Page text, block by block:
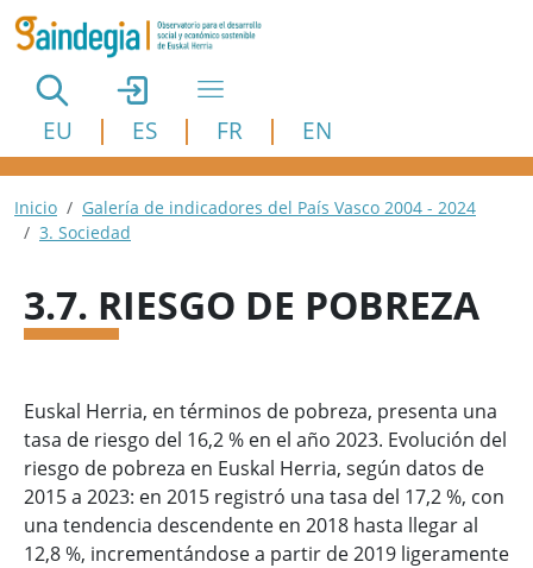
Pasar al contenido principal
EU ES FR EN
Ruta de navegación
Inicio
Galería de indicadores del País Vasco 2004 - 2024
3. Sociedad
3.7. RIESGO DE POBREZA
Euskal Herria, en términos de pobreza, presenta una
tasa de riesgo del 16,2 % en el año 2023. Evolución del
riesgo de pobreza en Euskal Herria, según datos de
2015 a 2023: en 2015 registró una tasa del 17,2 %, con
una tendencia descendente en 2018 hasta llegar al
12,8 %, incrementándose a partir de 2019 ligeramente